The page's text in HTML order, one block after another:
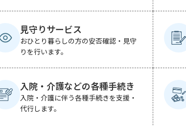
見守りサービス
おひとり暮らしの方の安否確認・見守
りを行います。
入院・介護などの各種手続き
入院・介護に伴う各種手続きを支援・
代行します。